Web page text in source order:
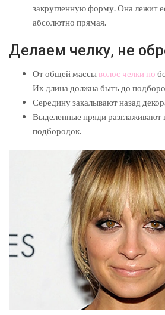
закругленную форму. Она лежит
абсолютно прямая.
Делаем челку, не
От общей массыволос челки по
Их длина должна быть до
Середину закалывают назад
Выделенные пряди разглаживают
подбородок.